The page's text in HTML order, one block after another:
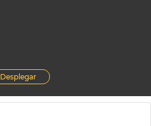
Desplegar